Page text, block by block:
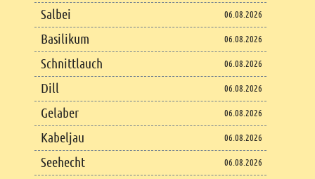
Salbei 06.08.2026
Basilikum 06.08.2026
Schnittlauch 06.08.2026
Dill 06.08.2026
Gelaber 06.08.2026
Kabeljau 06.08.2026
Seehecht 06.08.2026